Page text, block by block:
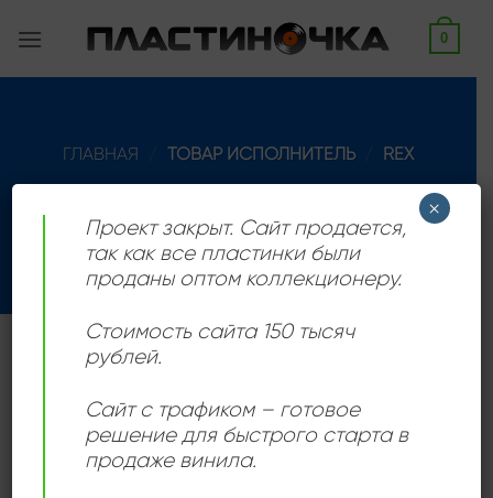
0
ГЛАВНАЯ ТОВАР ИСПОЛНИТЕЛЬ
REX
Бывший участник Atlanta’s Phaedra и Hydra
Add to
wishlist
Проект закрыт. Сайт продается,
так как все пластинки были
проданы оптом коллекционеру.
Стоимость сайта 150 тысяч
рублей.
Сайт с трафиком – готовое
решение для быстрого старта в
продаже винила.
×